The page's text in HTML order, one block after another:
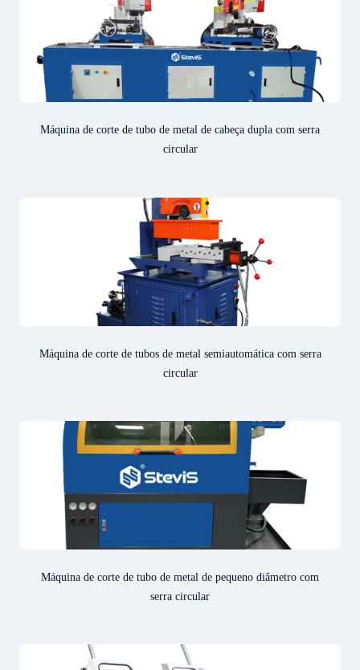
Máquina de corte de tubo de metal de cabeça dupla com serra
circular
Máquina de corte de tubos de metal semiautomática com serra
circular
Máquina de corte de tubo de metal de pequeno diâmetro com
serra circular